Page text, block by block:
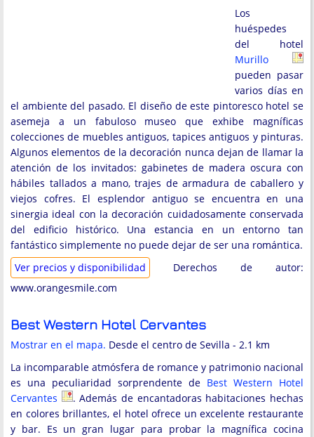
Los
huéspedes
del hotel
Murillo
pueden pasar
varios días en
el ambiente del pasado. El diseño de este pintoresco hotel se
asemeja a un fabuloso museo que exhibe magníficas
colecciones de muebles antiguos, tapices antiguos y pinturas.
Algunos elementos de la decoración nunca dejan de llamar la
atención de los invitados: gabinetes de madera oscura con
hábiles tallados a mano, trajes de armadura de caballero y
viejos cofres. El esplendor antiguo se encuentra en una
sinergia ideal con la decoración cuidadosamente conservada
del edificio histórico. Una estancia en un entorno tan
fantástico simplemente no puede dejar de ser una romántica.
Ver precios y disponibilidad
Derechos de autor:
www.orangesmile.com
Best Western Hotel Cervantes
Mostrar en el mapa. Desde el centro de Sevilla - 2.1 km
La incomparable atmósfera de romance y patrimonio nacional
es una peculiaridad sorprendente de Best Western Hotel
Cervantes
. Además de encantadoras habitaciones hechas
en colores brillantes, el hotel ofrece un excelente restaurante
y bar. Es un gran lugar para probar la magnífica cocina